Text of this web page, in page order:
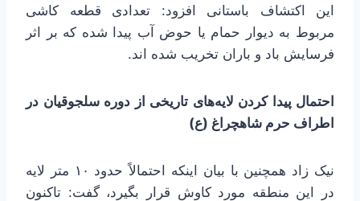
این اکتشاف باستانی افزود: تعدادی قطعه کاشی
مربوط به دیوار حمام یا حوض آب پیدا شده که بر اثر
فرسایش باد و باران تخریب شده اند.
احتمال پیدا کردن لایه‌های تاریخی از دوره سلجوقیان در
اطراف حرم شاهچراغ (ع)
نیک زاد همچنین با بیان اینکه احتمالاً حدود ۱۰ متر لایه
در این منطقه مورد کاوش قرار بگیرد، گفت: تاکنون